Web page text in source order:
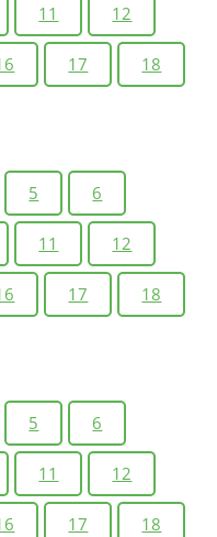
11 12
17 18
5 6
11 12
17 18
5 6
11 12
17 18